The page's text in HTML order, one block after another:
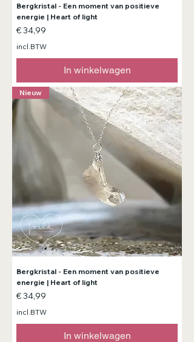
Bergkristal - Een moment van positieve
energie | Heart of light
Prijs
€ 34,99
incl.BTW
In winkelwagen
Nieuw
Bergkristal - Een moment van positieve
energie | Heart of light
Prijs
€ 34,99
incl.BTW
In winkelwagen